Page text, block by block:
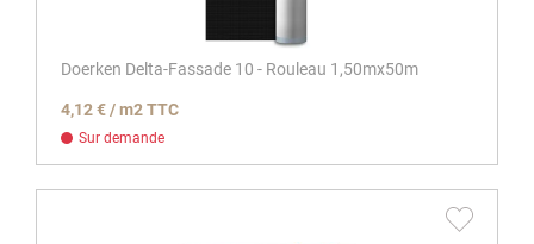
Doerken Delta-Fassade 10 - Rouleau 1,50mx50m
4,12 € / m2 TTC
Sur demande